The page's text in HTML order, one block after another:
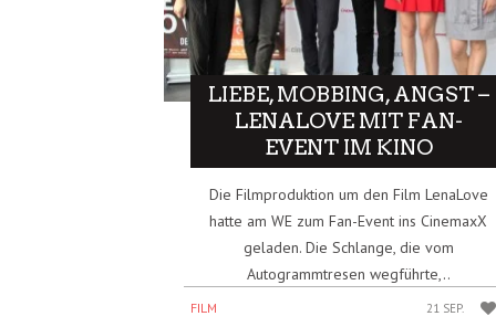
LIEBE, MOBBING, ANGST –
LENALOVE MIT FAN-
EVENT IM KINO
Die Filmproduktion um den Film LenaLove
hatte am WE zum Fan-Event ins CinemaxX
geladen. Die Schlange, die vom
Autogrammtresen wegführte,..
FILM 21 SEP.